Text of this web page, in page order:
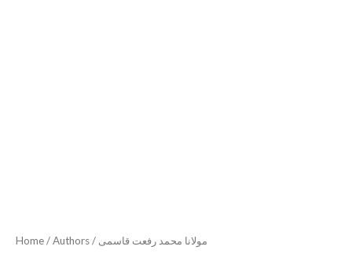
Home / Authors / مولانا محمد رفعت قاسمی